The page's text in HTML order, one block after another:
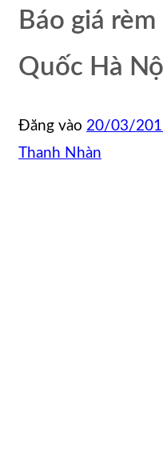
Báo giá
Quốc Hà
Đăng vào 20/03/
Thanh Nhàn